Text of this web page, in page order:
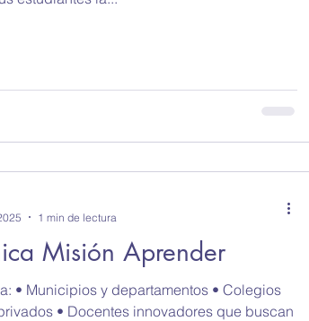
Misión Aprender
• Municipios y departamentos • Colegios
• Docentes innovadores que buscan
1 min de lectura